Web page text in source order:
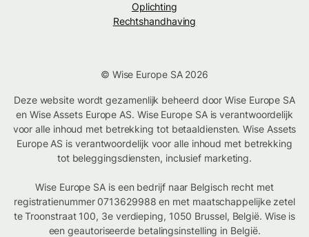
Oplichting
Rechtshandhaving
© Wise Europe SA 2026
Deze website wordt gezamenlijk beheerd door Wise Europe SA
en Wise Assets Europe AS. Wise Europe SA is verantwoordelijk
voor alle inhoud met betrekking tot betaaldiensten. Wise Assets
Europe AS is verantwoordelijk voor alle inhoud met betrekking
tot beleggingsdiensten, inclusief marketing.
Wise Europe SA is een bedrijf naar Belgisch recht met
registratienummer 0713629988 en met maatschappelijke zetel
te Troonstraat 100, 3e verdieping, 1050 Brussel, België. Wise is
een geautoriseerde betalingsinstelling in België.